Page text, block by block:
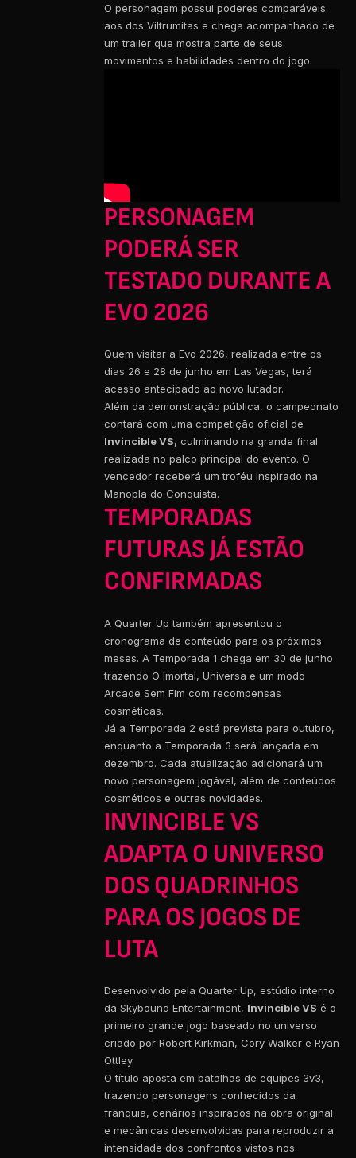
O personagem possui poderes comparáveis
aos dos Viltrumitas e chega acompanhado de
um trailer que mostra parte de seus
movimentos e habilidades dentro do jogo.
PERSONAGEM
PODERÁ SER
TESTADO DURANTE A
EVO 2026
Quem visitar a Evo 2026, realizada entre os
dias 26 e 28 de junho em Las Vegas, terá
acesso antecipado ao novo lutador.
Além da demonstração pública, o campeonato
contará com uma competição oficial de
Invincible VS, culminando na grande final
realizada no palco principal do evento. O
vencedor receberá um troféu inspirado na
Manopla do Conquista.
TEMPORADAS
FUTURAS JÁ ESTÃO
CONFIRMADAS
A Quarter Up também apresentou o
cronograma de conteúdo para os próximos
meses. A Temporada 1 chega em 30 de junho
trazendo O Imortal, Universa e um modo
Arcade Sem Fim com recompensas
cosméticas.
Já a Temporada 2 está prevista para outubro,
enquanto a Temporada 3 será lançada em
dezembro. Cada atualização adicionará um
novo personagem jogável, além de conteúdos
cosméticos e outras novidades.
INVINCIBLE VS
ADAPTA O UNIVERSO
DOS QUADRINHOS
PARA OS JOGOS DE
LUTA
Desenvolvido pela Quarter Up, estúdio interno
da Skybound Entertainment, Invincible VS é o
primeiro grande jogo baseado no universo
criado por Robert Kirkman, Cory Walker e Ryan
Ottley.
O título aposta em batalhas de equipes 3v3,
trazendo personagens conhecidos da
franquia, cenários inspirados na obra original
e mecânicas desenvolvidas para reproduzir a
intensidade dos confrontos vistos nos